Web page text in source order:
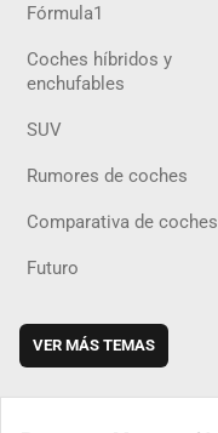
Fórmula1
Coches híbridos y
enchufables
SUV
Rumores de coches
Comparativa de coches
Futuro
VER MÁS TEMAS